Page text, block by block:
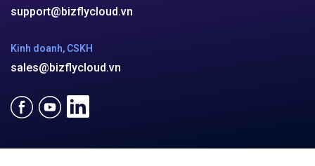
support@bizflycloud.vn
Kinh doanh, CSKH
sales@bizflycloud.vn